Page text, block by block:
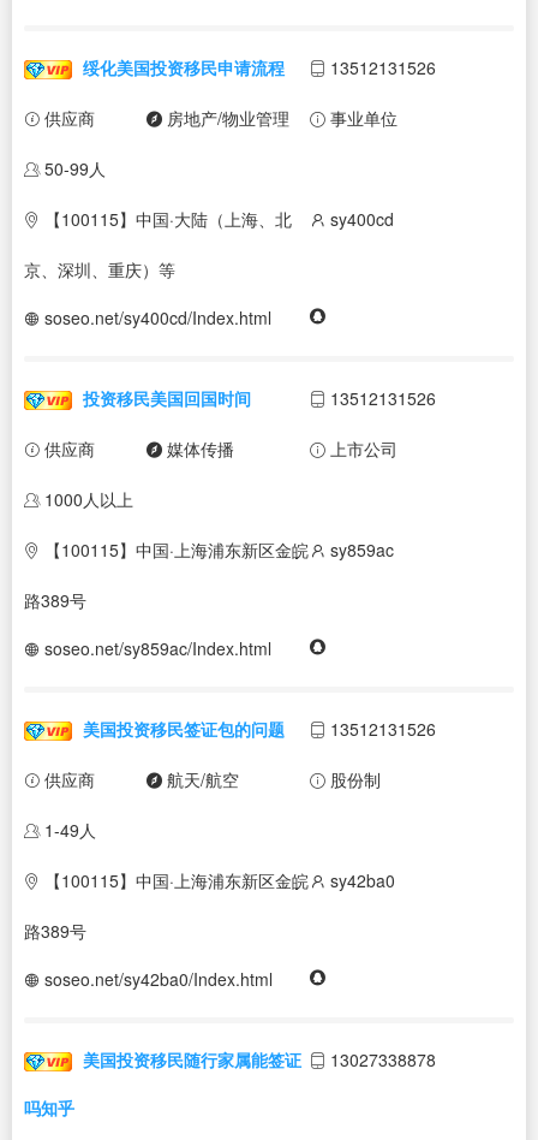
绥化美国投资移民申请流程 13512131526
供应商 房地产/物业管理 事业单位
50-99人
【100115】中国·大陆（上海、北
京、深圳、重庆）等
sy400cd
soseo.net/sy400cd/Index.html
投资移民美国回国时间 13512131526
供应商 媒体传播 上市公司
1000人以上
【100115】中国·上海浦东新区金皖
路389号
sy859ac
soseo.net/sy859ac/Index.html
美国投资移民签证包的问题 13512131526
供应商 航天/航空 股份制
1-49人
【100115】中国·上海浦东新区金皖
路389号
sy42ba0
soseo.net/sy42ba0/Index.html
美国投资移民随行家属能签证
吗知乎
13027338878